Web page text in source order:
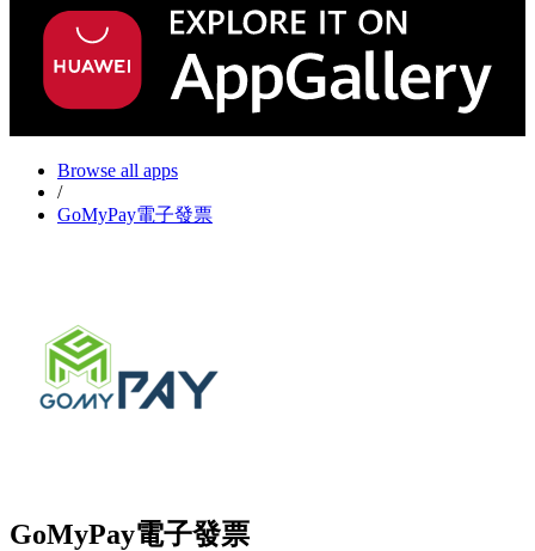
Browse all apps
/
GoMyPay電子發票
GoMyPay電子發票